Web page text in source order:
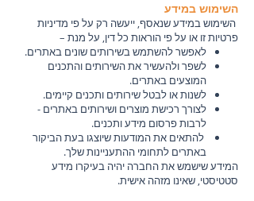
השימוש במידע
השימוש במידע שנאסף, ייעשה רק על פי מדיניות
פרטיות זו או על פי הוראות כל דין, על מנת –
לאפשר להשתמש בשירותים שונים באתרים.
לשפר ולהעשיר את השירותים והתכנים
המוצעים באתרים.
לשנות או לבטל שירותים ותכנים קיימים.
לצורך רכישת מוצרים ושירותים באתרים -
לרבות פרסום מידע ותכנים.
להתאים את המודעות שיוצגו בעת הביקור
באתרים לתחומי ההתעניינות שלך.
המידע שישמש את החברה יהיה בעיקרו מידע
סטטיסטי, שאינו מזהה אישית.